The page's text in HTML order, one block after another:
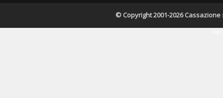
© Copyright 2001-2026 Cassazione